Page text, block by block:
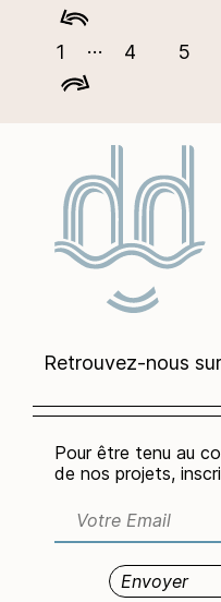
1 … 4 5
Retrouvez-nous
Pour être tenu au
de nos projets,